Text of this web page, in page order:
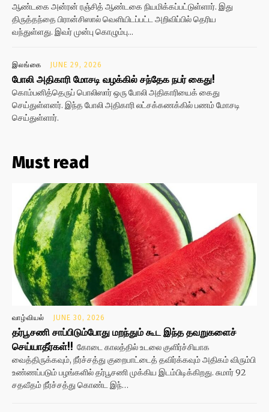
ஆண்டகை அன்ரன் ரஞ்சித் ஆண்டகை நியமிக்கப்பட்டுள்ளார். இது
திருத்தந்தை பிரான்சிஸால் வெளியிடப்பட்ட அறிவிப்பில் தெரிய
வந்துள்ளது. இவர் முன்பு கொழும்பு...
இலங்கை JUNE 29, 2026
போலி அதிகாரி மோசடி வழக்கில் சந்தேக நபர் கைது!
கொம்பனித்தெருப் பொலிஸார் ஒரு போலி அதிகாரியைக் கைது
செய்துள்ளனர். இந்த போலி அதிகாரி லட்சக்கணக்கில் பணம் மோசடி
செய்துள்ளார்.
Must read
வாழ்வியல் JUNE 30, 2026
தர்பூசணி சாப்பிடும்போது மறந்தும் கூட இந்த தவறுகளைச்
செய்யாதீர்கள்!! கோடை காலத்தில் உடலை குளிர்ச்சியாக
வைத்திருக்கவும், நீர்ச்சத்து குறைபாட்டைத் தவிர்க்கவும் அதிகம் விரும்பி
உண்ணப்படும் பழங்களில் தர்பூசணி முக்கிய இடம்பிடிக்கிறது. சுமார் 92
சதவீதம் நீர்ச்சத்து கொண்ட இந்…